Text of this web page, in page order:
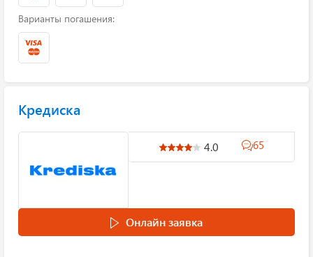
Варианты погашения:
Кредиска
4.0 65
Онлайн заявка